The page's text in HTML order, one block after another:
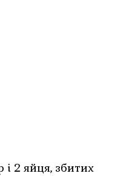
2 яйця, збитих